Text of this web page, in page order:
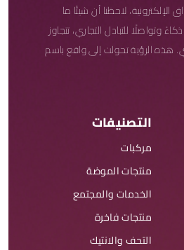
لاحظنا أن شيئًا ما
وتواصلًا للتبادل التجاري، تتجاوز
هذه الرؤية تحولت إلى واقع باسم
التصنيفات
مركبات
منتجات الموضة
الخدمات والمجتمع
منتجات فاخرة
التحف والانتيك